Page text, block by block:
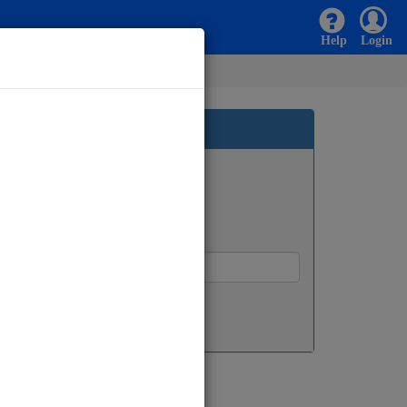
Help Login